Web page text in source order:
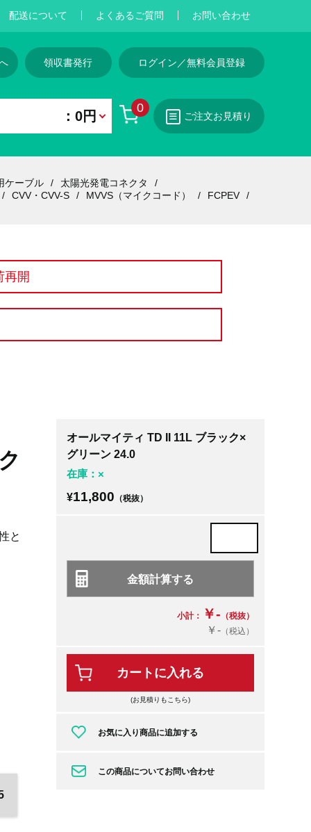
配送について よくあるご質問 お問い合わせ
領収書発行 ログイン／無料会員登録
0
：0円 ご注文お見積り
ケーブル
太陽光発電コネクタ
CVV・CVV-S MVVS（マイクコード）
FCPEV
再開
と
オールマイティ TD II 11L ブラック×
グリーン 24.0
在庫：×
¥11,800 （税抜）
小計： ￥- （税抜）
￥-（税込）
カートに入れる
(お見積りもこちら)
お気に入り商品に追加する
この商品についてお問い合わせ